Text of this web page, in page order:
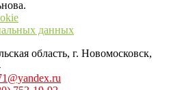
данных
область, г. Новомосковск,